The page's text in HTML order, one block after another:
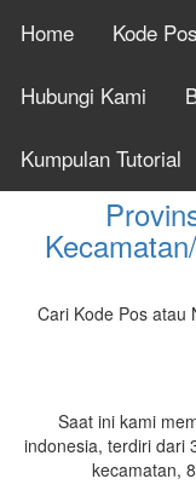
Home Kode Pos
Hubungi Kami
Kumpulan Tutorial
Cek
Cari Kode Pos atau
Saat ini kami
indonesia, terdiri dari
kecamatan,